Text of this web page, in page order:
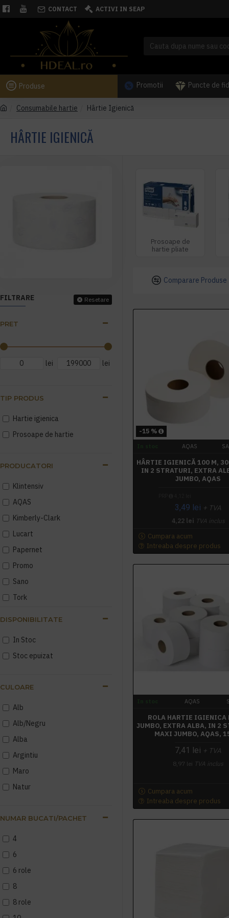
CONTACT ACTIVI IN SEAP
Produse Promotii Puncte de
Consumabile hartie Hârtie Igienică
HÂRTIE IGIENICĂ
FILTRARE Resetare
PRET
lei lei
PRODUCATORI
Klintensiv
AQAS
Kimberly-Clark
Lucart
Papernet
Promo
Sano
Tork
CULOARE
Alb
Alb/Negru
Alba
Argintiu
Maro
Natur
NUMAR BUCATI/PACHET
4
6
6 role
8
8 role
TIP PRODUS
Hartie igienica
Prosoape de hartie
DISPONIBILITATE
In Stoc
Stoc epuizat
Prosoape de
hartie pliate
Comparare Produse
-15 %
AQAS
HÂRTIE IGIENICĂ 100 M,
IN 2 STRATURI, EXTRA
JUMBO, AQAS
3,49 lei + TVA
4,22 lei TVA inclus
Cumpara acum
Intreaba despre produs
AQAS
ROLA HARTIE IGIENICA
JUMBO, EXTRA ALBA, IN 2
MAXI JUMBO, AQAS,
7,41 lei + TVA
8,97 lei TVA inclus
Cumpara acum
Intreaba despre produs